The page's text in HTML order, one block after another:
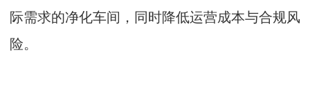
际需求的净化车间，同时降低运营成本与合规风
险。